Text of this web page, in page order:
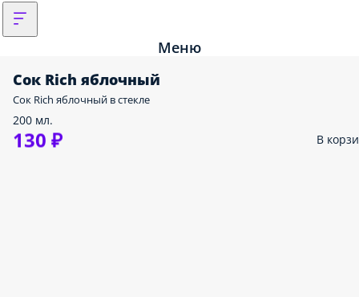
Меню
Сок Rich яблочный
Сок Rich яблочный в стекле
200 мл.
130 ₽ В